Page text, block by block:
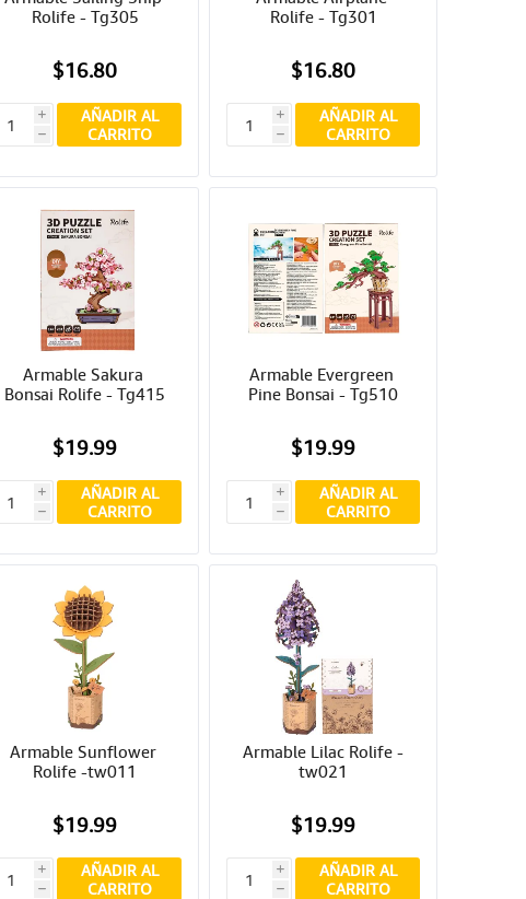
Rolife - Tg305
$16.80
i
h
AÑADIR AL
CARRITO
Rolife - Tg301
$16.80
i
h
AÑADIR AL
CARRITO
Armable Sakura
Bonsai Rolife - Tg415
$19.99
i
h
AÑADIR AL
CARRITO
Armable Evergreen
Pine Bonsai - Tg510
$19.99
i
h
AÑADIR AL
CARRITO
Armable Sunflower
Rolife -tw011
$19.99
i
h
AÑADIR AL
CARRITO
Armable Lilac Rolife -
tw021
$19.99
i
h
AÑADIR AL
CARRITO